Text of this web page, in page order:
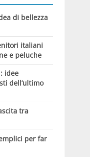
di bellezza
italiani
e peluche
idee
dell’ultimo
tra
per far